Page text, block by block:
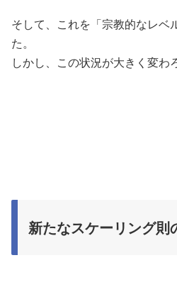
そして、これを「宗教的なレベ
た。
しかし、この状況が大きく変わ
新たなスケーリング則